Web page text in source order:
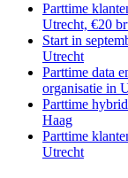
Parttime
Utrecht, €20
Start in
Utrecht
Parttime data
organisatie in
Parttime
Haag
Parttime
Utrecht